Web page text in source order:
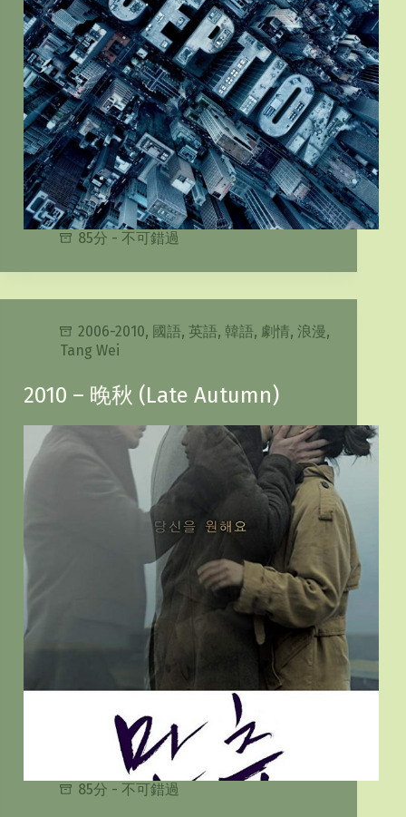
85分 - 不可錯過
2006-2010, 國語, 英語, 韓語, 劇情, 浪漫,
Tang Wei
2010 – 晚秋 (Late Autumn)
85分 - 不可錯過